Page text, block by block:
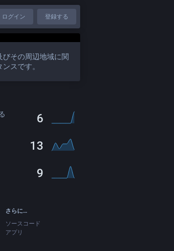
ログイン 登録する
その周辺地域に関
スです。
6
13
9
さらに…
ソースコード
アプリ